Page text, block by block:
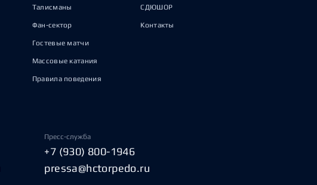
Талисманы
Фан-сектор
Гостевые матчи
Массовые катания
Правила поведения
СДЮШОР
Контакты
Пресс-служба
+7 (930) 800-1946
pressa@hctorpedo.ru